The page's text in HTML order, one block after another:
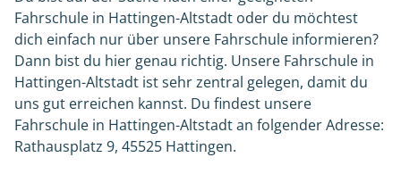
Fahrschule in Hattingen-Altstadt oder du möchtest
dich einfach nur über unsere Fahrschule informieren?
Dann bist du hier genau richtig. Unsere Fahrschule in
Hattingen-Altstadt ist sehr zentral gelegen, damit du
uns gut erreichen kannst. Du findest unsere
Fahrschule in Hattingen-Altstadt an folgender Adresse:
Rathausplatz 9, 45525 Hattingen.